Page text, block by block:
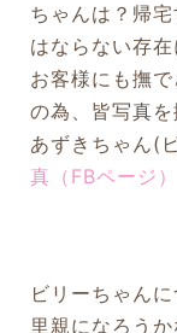
ちゃんは？帰
はならない存
お客様にも撫
の為、皆写真を
あずきちゃん(
真（FBページ）
ビリーちゃん
里親になろう